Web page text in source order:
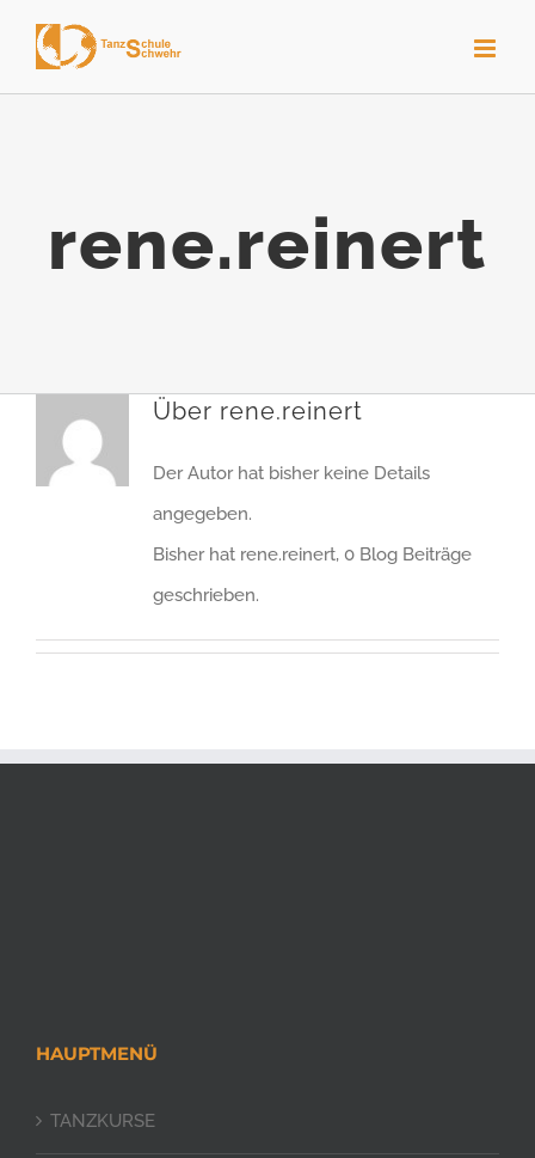
Zum
Inhalt
springen
rene.reinert
Über rene.reinert
Der Autor hat bisher keine Details
angegeben.
Bisher hat rene.reinert, 0 Blog Beiträge
geschrieben.
HAUPTMENÜ
TANZKURSE